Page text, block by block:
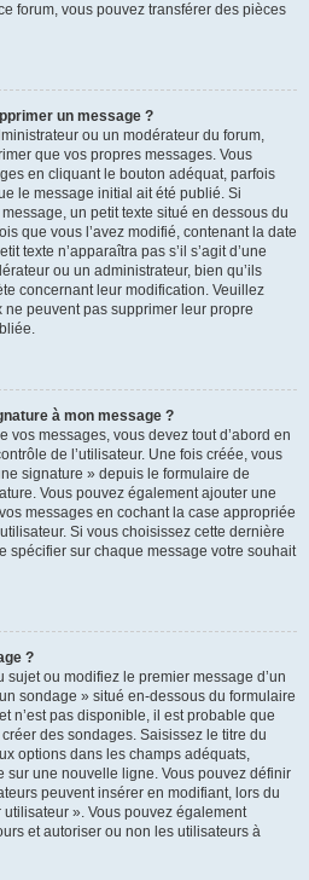
forum, vous pouvez transférer des pièces
un message ?
ou un modérateur du forum,
que vos propres messages. Vous
en cliquant le bouton adéquat, parfois
le message initial ait été publié. Si
un petit texte situé en dessous du
que vous l’avez modifié, contenant la date
texte n’apparaîtra pas s’il s’agit d’une
ou un administrateur, bien qu’ils
concernant leur modification. Veuillez
peuvent pas supprimer leur propre
à mon message ?
vos messages, vous devez tout d’abord en
de l’utilisateur. Une fois créée, vous
signature » depuis le formulaire de
Vous pouvez également ajouter une
messages en cochant la case appropriée
Si vous choisissez cette dernière
spécifier sur chaque message votre souhait
?
ou modifiez le premier message d’un
sondage » situé en-dessous du formulaire
n’est pas disponible, il est probable que
des sondages. Saisissez le titre du
options dans les champs adéquats,
sur une nouvelle ligne. Vous pouvez définir
peuvent insérer en modifiant, lors du
». Vous pouvez également
et autoriser ou non les utilisateurs à